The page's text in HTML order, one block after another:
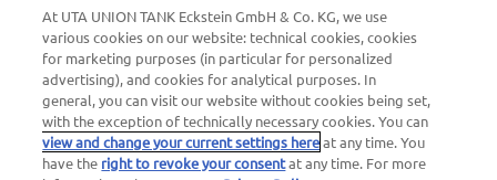
Přihlásit do sekce pro zákazníky
O společnosti UTA Edenred
At UTA UNION TANK Eckstein GmbH & Co. KG, we use
various cookies on our website: technical cookies, cookies
for marketing purposes (in particular for personalized
advertising), and cookies for analytical purposes. In
general, you can visit our website without cookies being set,
with the exception of technically necessary cookies. You can
view and change your current settings hereat any time. You
have the right to revoke your consentat any time. For more